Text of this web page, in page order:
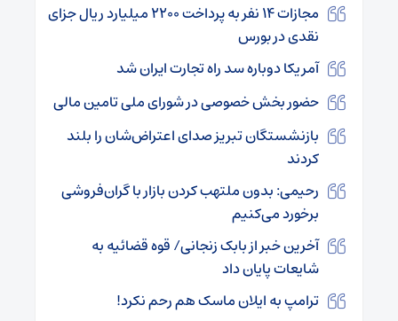
مجازات ۱۴ نفر به پرداخت ۲۲۰۰ میلیارد ریال جزای
نقدی در بورس
آمریکا دوباره سد راه تجارت ایران شد
حضور بخش خصوصی در شورای ملی تامین مالی
بازنشستگان تبریز صدای اعتراض‌شان را بلند
کردند
رحیمی: بدون ملتهب کردن بازار با گران‌فروشی
برخورد می‌کنیم
آخرین خبر از بابک زنجانی/ قوه قضائیه به
شایعات پایان داد
ترامپ به ایلان ماسک هم رحم نکرد!